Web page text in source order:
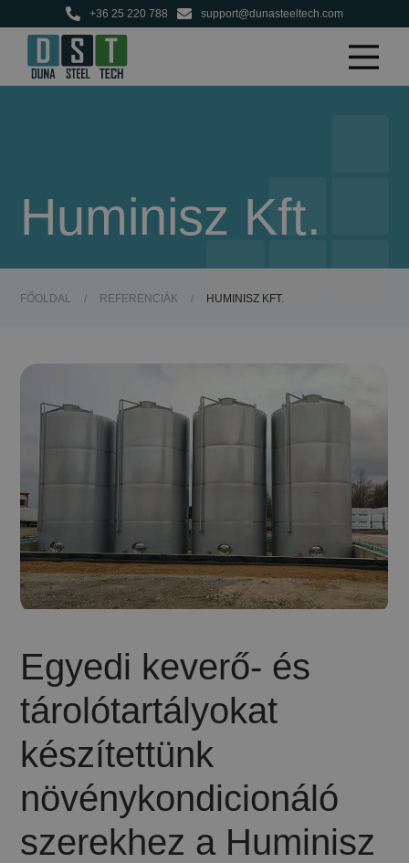
+36 25 220 788 support@dunasteeltech.com
Huminisz Kft.
FŐOLDAL / REFERENCIÁK / HUMINISZ KFT.
Egyedi keverő- és
tárolótartályokat
készítettünk
növénykondicionáló
szerekhez a Huminisz